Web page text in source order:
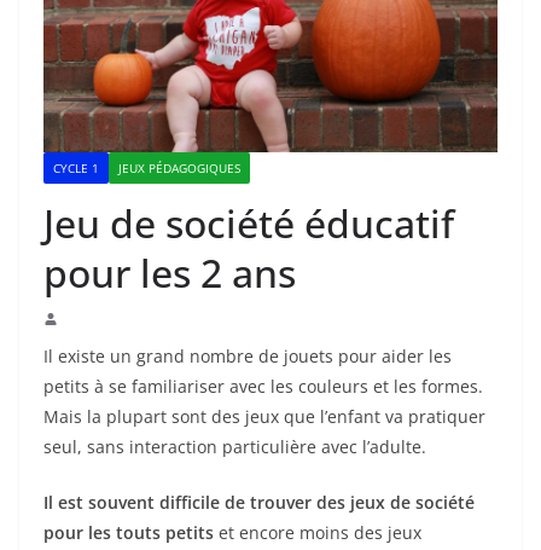
CYCLE 1 JEUX PÉDAGOGIQUES
Jeu de société éducatif
pour les 2 ans
Il existe un grand nombre de jouets pour aider les
petits à se familiariser avec les couleurs et les formes.
Mais la plupart sont des jeux que l’enfant va pratiquer
seul, sans interaction particulière avec l’adulte.
Il est souvent difficile de trouver des jeux de société
pour les touts petits et encore moins des jeux